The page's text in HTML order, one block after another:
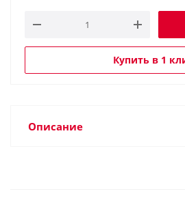
Купить в 1
Описание